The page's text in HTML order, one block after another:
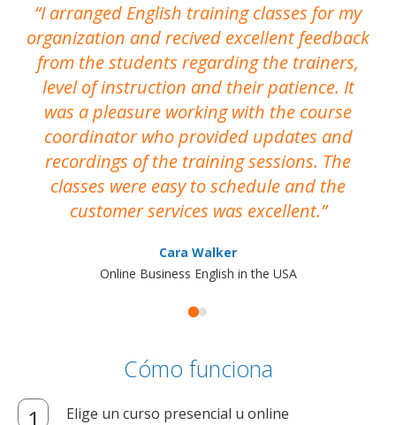
I arranged English training classes for my
organization and recived excellent feedback
from the students regarding the trainers,
level of instruction and their patience. It
was a pleasure working with the course
coordinator who provided updates and
recordings of the training sessions. The
classes were easy to schedule and the
customer services was excellent.
Cara Walker
Online Business English in the USA
Cómo funciona
Elige un curso presencial u online